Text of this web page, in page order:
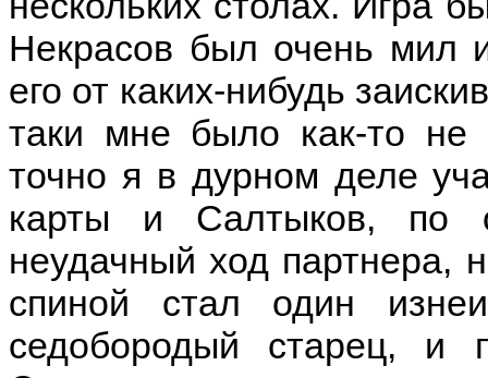
Некрасов был очень мил
его от каких-нибудь
таки мне было как-то не
точно я в дурном деле
карты и Салтыков, по
неудачный ход партнера,
спиной стал один
седобородый старец, и